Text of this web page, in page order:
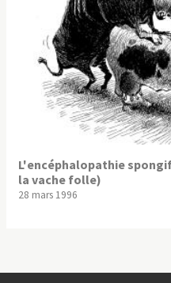
L'encéphalopathie
la vache folle)
28 mars 1996